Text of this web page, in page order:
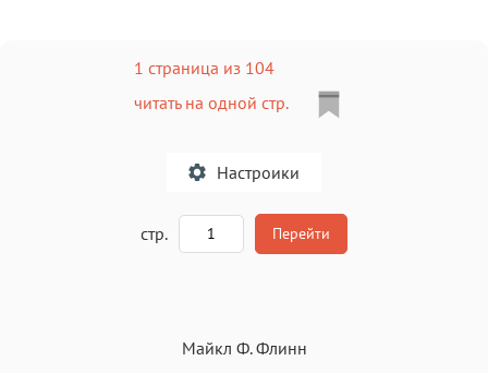
1 страница из 104
читать на одной стр.
Настроики
стр. Перейти
Майкл Ф. Флинн